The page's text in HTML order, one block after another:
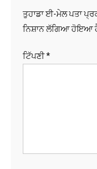
ਤੁਹਾਡਾ ਈ-ਮੇਲ ਪਤਾ
ਨਿਸ਼ਾਨ ਲੱਗਿਆ ਹੋਇਆ
ਟਿੱਪਣੀ*